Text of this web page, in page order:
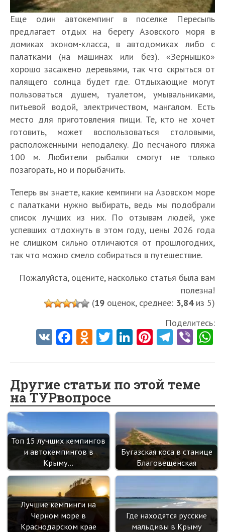
Еще один автокемпинг в поселке Пересыпь
предлагает отдых на берегу Азовского моря в
домиках эконом-класса, в автодомиках либо с
палатками (на машинах или без). «Зернышко»
хорошо засажено деревьями, так что скрыться от
палящего солнца будет где. Отдыхающие могут
пользоваться душем, туалетом, умывальниками,
питьевой водой, электричеством, мангалом. Есть
место для приготовления пищи. Те, кто не хочет
готовить, может воспользоваться столовыми,
расположенными неподалеку. До песчаного пляжа
100 м. Любители рыбалки смогут не только
позагорать, но и порыбачить.
Теперь вы знаете, какие кемпинги на Азовском море
с палатками нужно выбирать, ведь мы подобрали
список лучших из них. По отзывам людей, уже
успевших отдохнуть в этом году, цены 2026 года
не слишком сильно отличаются от прошлогодних,
так что можно смело собираться в путешествие.
Пожалуйста, оцените, насколько статья была вам
полезна!
(19 оценок, среднее: 3,84из 5)
Поделитесь:
V Fa
o
o
k
O
o
kl
as
sn
ik
i
T
er
Li
dI
n
Pi
es
t
Te
a
m
Vi
Другие статьи по этой теме
на ТУРвопросе
Топ 15 лучших кемпингов
и автокемпингов в
Крыму…
Бугазская коса в станице
Благовещенская
Лучшие кемпинги на
Черном море в
Краснодарском крае
Где находятся русские
мальдивы в Крыму